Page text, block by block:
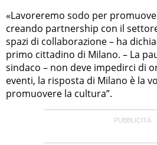
«Lavoreremo sodo per
creando partnership con il
spazi di collaborazione – ha
primo cittadino di Milano. – La
sindaco – non deve impedirci di
eventi, la risposta di Milano è la
promuovere la cultura”.